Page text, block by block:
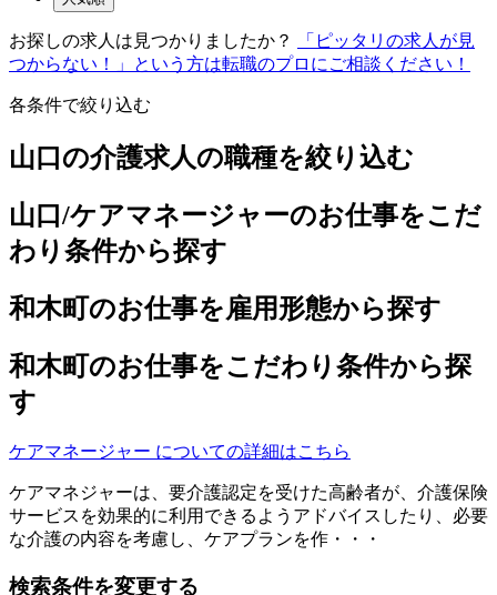
お探しの求人は見つかりましたか？
「ピッタリの求人が見
つからない！」という方は転職のプロにご相談ください！
各条件で絞り込む
山口の介護求人の職種を絞り込む
山口/ケアマネージャーのお仕事をこだ
わり条件から探す
和木町のお仕事を雇用形態から探す
和木町のお仕事をこだわり条件から探
す
ケアマネージャー についての詳細はこちら
ケアマネジャーは、要介護認定を受けた高齢者が、介護保険
サービスを効果的に利用できるようアドバイスしたり、必要
な介護の内容を考慮し、ケアプランを作・・・
検索条件を変更する